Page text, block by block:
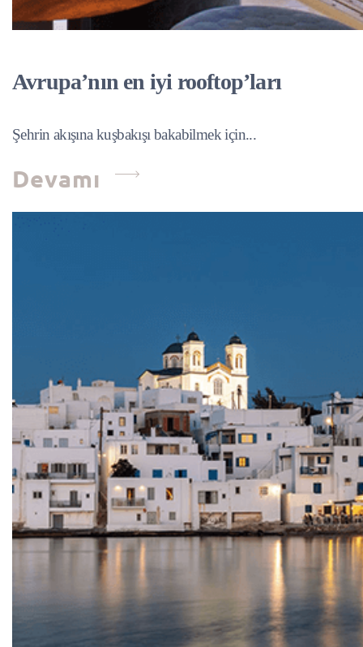
Avrupa’nın en iyi rooftop’ları
Şehrin akışına kuşbakışı bakabilmek için...
Devamı